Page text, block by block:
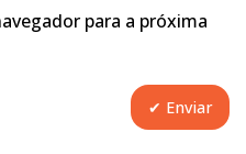
para a próxima